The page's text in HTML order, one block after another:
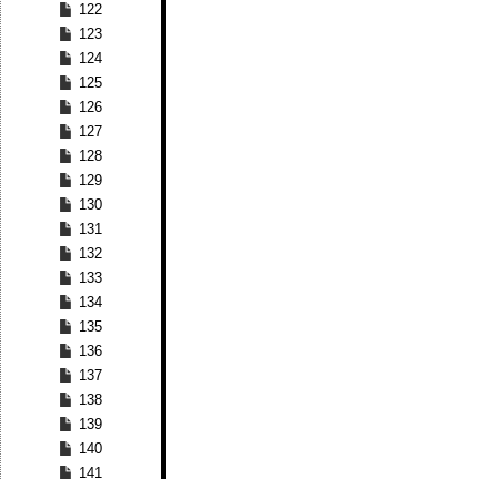
122
123
124
125
126
127
128
129
130
131
132
133
134
135
136
137
138
139
140
141